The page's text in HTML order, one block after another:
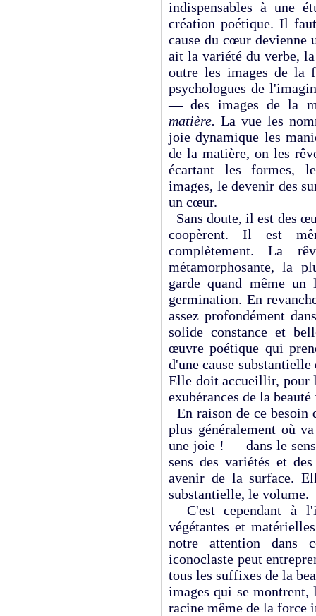
indispensables à une
création poétique. Il
cause du cœur devienne
ait la variété du verbe,
outre les images de la
psychologues de
— des images de la
matière.La vue les
joie dynamique les
de la matière, on les
écartant les formes,
images, le devenir des
un cœur.
Sans doute, il est des
coopèrent. Il est
complètement. La
métamorphosante, la
garde quand même un
germination. En
assez profondément
solide constance et
œuvre poétique qui
d'une cause
Elle doit accueillir, pour
exubérances de la
En raison de ce
plus généralement où
une joie ! — dans le
sens des variétés et
avenir de la surface.
substantielle, le volume.
C'est cependant à
végétantes et
notre attention dans
iconoclaste peut
tous les suffixes de la
images qui se montrent,
racine même de la force